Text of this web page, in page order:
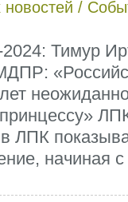
/
Тимур
ЛПК
начиная с